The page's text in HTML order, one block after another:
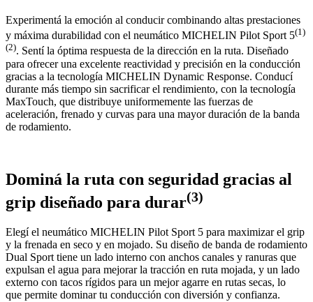
Experimentá la emoción al conducir combinando altas prestaciones
y máxima durabilidad con el neumático MICHELIN Pilot Sport 5(1)
(2). Sentí la óptima respuesta de la dirección en la ruta. Diseñado
para ofrecer una excelente reactividad y precisión en la conducción
gracias a la tecnología MICHELIN Dynamic Response. Conducí
durante más tiempo sin sacrificar el rendimiento, con la tecnología
MaxTouch, que distribuye uniformemente las fuerzas de
aceleración, frenado y curvas para una mayor duración de la banda
de rodamiento.
Dominá la ruta con seguridad gracias al
grip diseñado para durar(3)
Elegí el neumático MICHELIN Pilot Sport 5 para maximizar el grip
y la frenada en seco y en mojado. Su diseño de banda de rodamiento
Dual Sport tiene un lado interno con anchos canales y ranuras que
expulsan el agua para mejorar la tracción en ruta mojada, y un lado
externo con tacos rígidos para un mejor agarre en rutas secas, lo
que permite dominar tu conducción con diversión y confianza.